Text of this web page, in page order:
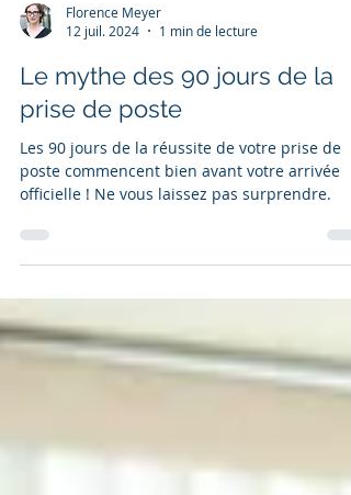
Florence Meyer
12 juil. 2024
1 min de lecture
Le mythe des 90 jours de la
prise de poste
Les 90 jours de la réussite de votre prise de
poste commencent bien avant votre arrivée